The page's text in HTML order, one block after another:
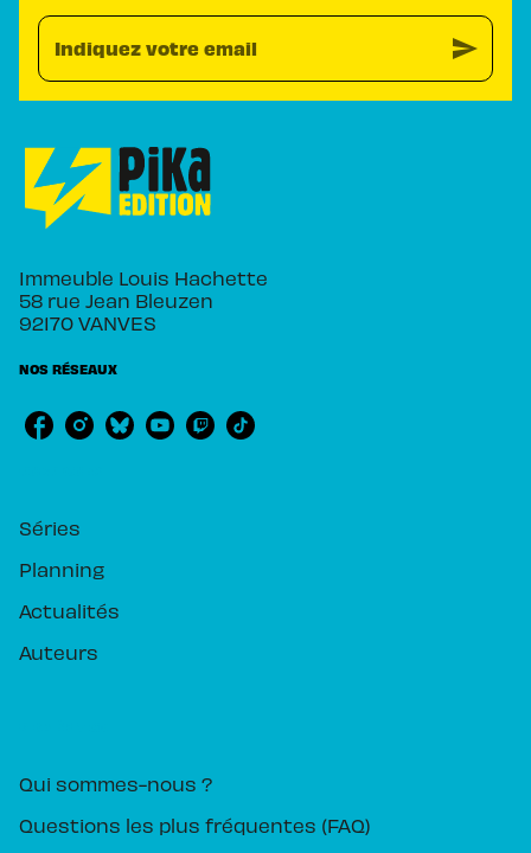
Indiquez votre email send
Immeuble Louis Hachette
58 rue Jean Bleuzen
92170 VANVES
NOS RÉSEAUX
Séries
Planning
Actualités
Auteurs
Qui sommes-nous ?
Questions les plus fréquentes (FAQ)